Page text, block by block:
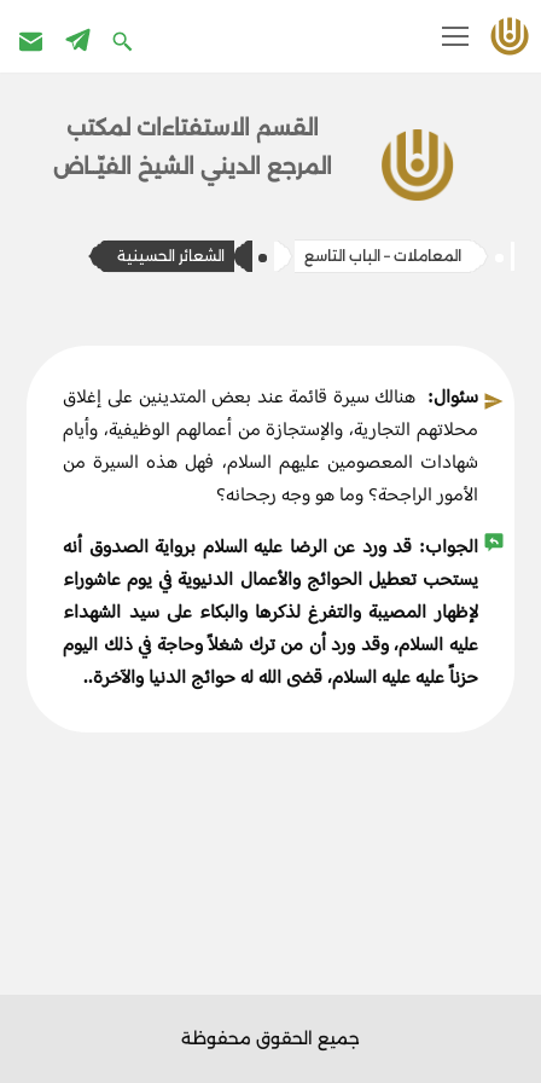
القسم الاستفتاءات ل​​مكتب
المرج​ع الديني الشيخ الفيّــاض
المعاملات – الباب التاسع الشعائر الحسينية
سئوال: هنالك سيرة قائمة عند بعض المتدينين على إغلاق
محلاتهم التجارية، والإستجازة من أعمالهم الوظيفية، وأيام
شهادات المعصومين عليهم السلام، فهل هذه السيرة من
الأمور الراجحة؟ وما هو وجه رجحانه؟
الجواب: قد ورد عن الرضا عليه السلام برواية الصدوق أنه
يستحب تعطيل الحوائج والأعمال الدنيوية في يوم عاشوراء
لإظهار المصيبة والتفرغ لذكرها والبكاء على سيد الشهداء
عليه السلام، وقد ورد أن من ترك شغلاً وحاجة في ذلك اليوم
حزناً عليه عليه السلام، قضى الله له حوائج الدنيا والآخرة..
جميع الحقوق محفوظة